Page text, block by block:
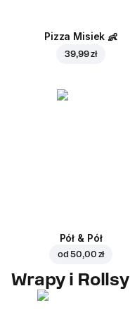
Pizza Misiek 👶
39,99 zł
Pół & Pół
od50,00 zł
Wrapy i Rollsy